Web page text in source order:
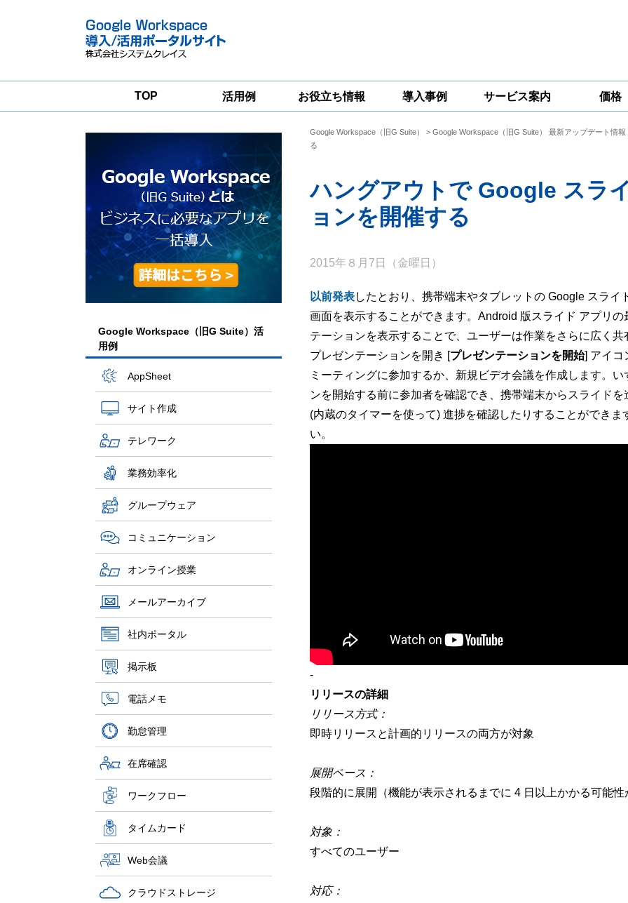
TOP 活用例 お役立ち情報
一問一答 コラム
導入事例 サービス案内
支援サービス
グループウェア
移行支援
Google
Google
Google
価格
Google Workspace（旧G Suite）活
用例
AppSheet
サイト作成
テレワーク
業務効率化
グループウェア
コミュニケーション
オンライン授業
メールアーカイブ
社内ポータル
掲示板
電話メモ
勤怠管理
在席確認
ワークフロー
タイムカード
Web会議
クラウドストレージ
Google Workspace（旧G Suite） > Google Workspace（旧G Suite） 最新アップデート情報
る
ハングアウトで Google スラ
ョンを開催する
2015年８月7日（金曜日）
以前発表したとおり、携帯端末やタブレットの Google スラ
画面を表示することができます。Android 版スライド アプリ
テーションを表示することで、ユーザーは作業をさらに広く共
プレゼンテーションを開き [プレゼンテーションを開始] アイコ
ミーティングに参加するか、新規ビデオ会議を作成します。
ンを開始する前に参加者を確認でき、携帯端末からスライド
(内蔵のタイマーを使って) 進捗を確認したりすることができま
い。
-
リリースの詳細
リリース方式：
即時リリースと計画的リリースの両方が対象
展開ペース：
段階的に展開（機能が表示されるまでに 4 日以上かかる可能性
対象：
すべてのユーザー
対応：